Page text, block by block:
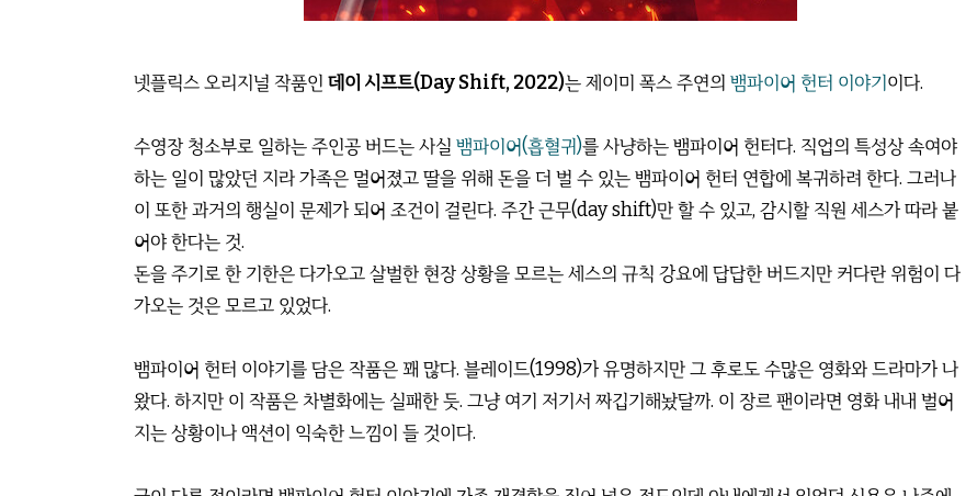
넷플릭스 오리지널 작품인 데이 시프트(Day Shift, 2022)는 제이미 폭스 주연의 뱀파이어 헌터 이야기이다.
수영장 청소부로 일하는 주인공 버드는 사실 뱀파이어(흡혈귀)를 사냥하는 뱀파이어 헌터다. 직업의 특성상 속여야
하는 일이 많았던 지라 가족은 멀어졌고 딸을 위해 돈을 더 벌 수 있는 뱀파이어 헌터 연합에 복귀하려 한다. 그러나
이 또한 과거의 행실이 문제가 되어 조건이 걸린다. 주간 근무(day shift)만 할 수 있고, 감시할 직원 세스가 따라 붙
어야 한다는 것.
돈을 주기로 한 기한은 다가오고 살벌한 현장 상황을 모르는 세스의 규칙 강요에 답답한 버드지만 커다란 위험이 다
가오는 것은 모르고 있었다.
뱀파이어 헌터 이야기를 담은 작품은 꽤 많다. 블레이드(1998)가 유명하지만 그 후로도 수많은 영화와 드라마가 나
왔다. 하지만 이 작품은 차별화에는 실패한 듯. 그냥 여기 저기서 짜깁기해놨달까. 이 장르 팬이라면 영화 내내 벌어
지는 상황이나 액션이 익숙한 느낌이 들 것이다.